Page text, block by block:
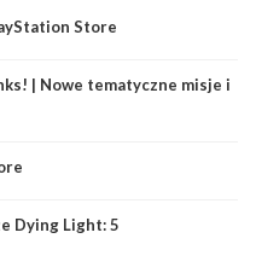
Store
| Nowe tematyczne misje i
Dying Light: 5